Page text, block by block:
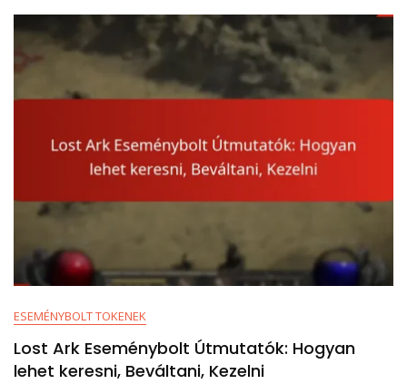
ESEMÉNYBOLT TOKENEK
Lost Ark Eseménybolt Útmutatók: Hogyan
lehet keresni, Beváltani, Kezelni